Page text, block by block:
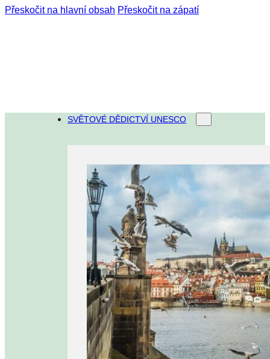
Přeskočit na hlavní obsah Přeskočit na zápatí
SVĚTOVÉ DĚDICTVÍ UNESCO